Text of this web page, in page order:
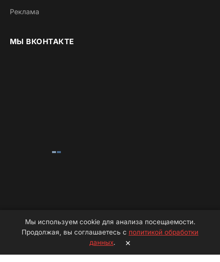
Реклама
МЫ ВКОНТАКТЕ
Мы используем cookie для анализа посещаемости.
Продолжая, вы соглашаетесь с политикой обработки
данных. ×